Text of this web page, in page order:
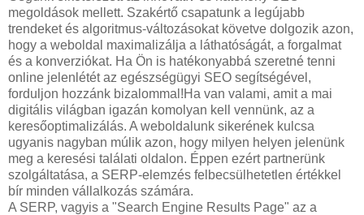
megoldások mellett. Szakértő csapatunk a legújabb
trendeket és algoritmus-változásokat követve dolgozik azon,
hogy a weboldal maximalizálja a láthatóságát, a forgalmat
és a konverziókat. Ha Ön is hatékonyabbá szeretné tenni
online jelenlétét az egészségügyi SEO segítségével,
forduljon hozzánk bizalommal!Ha van valami, amit a mai
digitális világban igazán komolyan kell vennünk, az a
keresőoptimalizálás. A weboldalunk sikerének kulcsa
ugyanis nagyban múlik azon, hogy milyen helyen jelenünk
meg a keresési találati oldalon. Éppen ezért partnerünk
szolgáltatása, a SERP-elemzés felbecsülhetetlen értékkel
bír minden vállalkozás számára.
A SERP, vagyis a "Search Engine Results Page" az a